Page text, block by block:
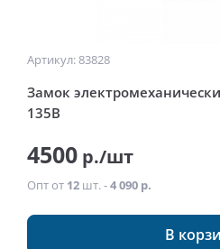
Артикул: 83828
Замок
135B
4500 р./шт
Опт от 12 шт. -4 090 р.
В